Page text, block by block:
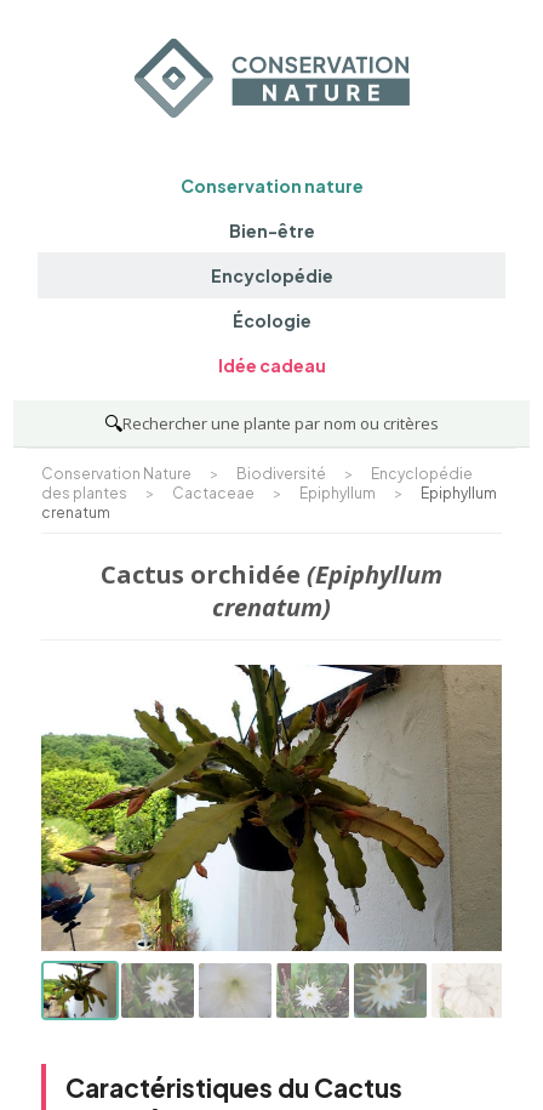
Conservation nature
Bien-être
Encyclopédie
Écologie
Idée cadeau
🔍Rechercher une plante par nom ou critères
Conservation Nature > Biodiversité >
Encyclopédie
des plantes
> Cactaceae > Epiphyllum >
Epiphyllum
crenatum
Cactus orchidée (Epiphyllum
crenatum)
Caractéristiques du Cactus